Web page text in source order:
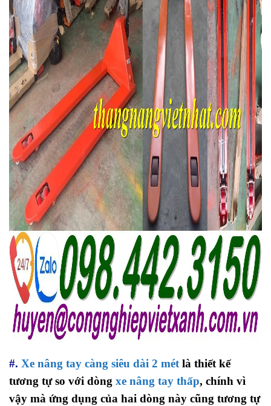
#. Xe nâng tay càng siêu dài 2 métlà thiết kế
tương tự so với dòng xe nâng tay thấp, chính vì
vậy mà ứng dụng của hai dòng này cũng tương tự